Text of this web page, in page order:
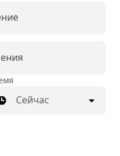
Сейчас